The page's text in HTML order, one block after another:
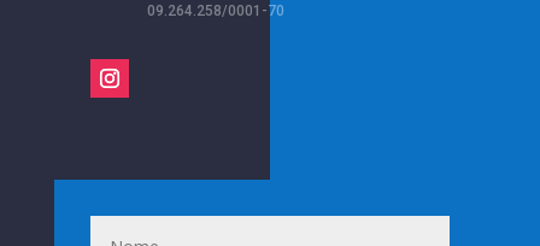
09.264.258/0001-70